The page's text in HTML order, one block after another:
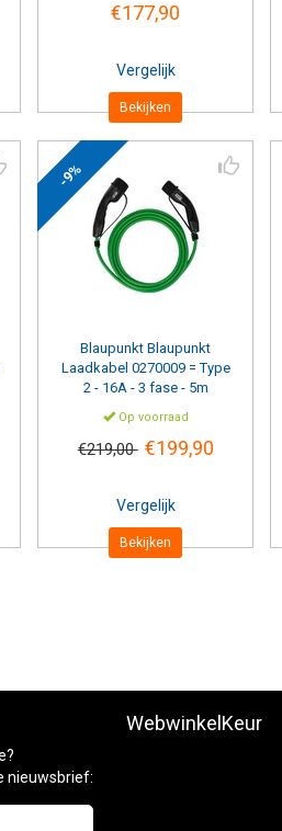
€177,90
Vergelijk
Bekijken
-9%
Blaupunkt Blaupunkt
Laadkabel 0270009 = Type
2 - 16A - 3 fase - 5m
Op voorraad
€219,00 €199,90
Vergelijk
Bekijken
nieuwsbrief:
WebwinkelKeur